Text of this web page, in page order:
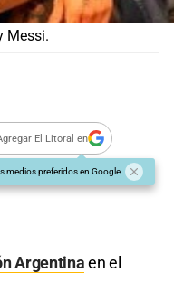
Messi.
El Litoral en
medios preferidos en Google
Argentinaen el